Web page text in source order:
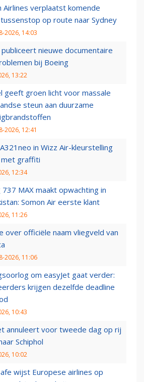
Airlines verplaatst komende
op route naar Sydney
2026, 14:03
nieuwe documentaire
bij Boeing
13:22
geeft groen licht voor massale
steun aan duurzame
2026, 12:41
in Wizz Air-kleurstelling
met graffiti
12:34
737 MAX maakt opwachting in
Somon Air eerste klant
11:26
over officiële naam vliegveld van
2026, 11:06
om easyJet gaat verder:
krijgen dezelfde deadline
10:43
annuleert voor tweede dag op rij
Schiphol
10:02
wijst Europese airlines op